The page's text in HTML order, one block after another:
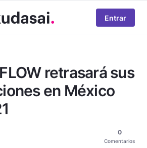
Entrar
retrasará sus
en México
0
Comentarios